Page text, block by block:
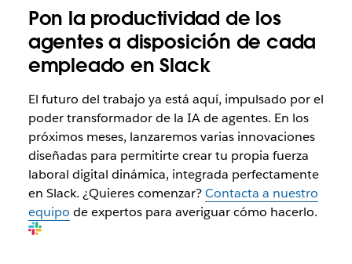
Pon la productividad de los
agentes a disposición de cada
empleado en Slack
El futuro del trabajo ya está aquí, impulsado por el
poder transformador de la IA de agentes. En los
próximos meses, lanzaremos varias innovaciones
diseñadas para permitirte crear tu propia fuerza
laboral digital dinámica, integrada perfectamente
en Slack. ¿Quieres comenzar?Contacta a nuestro
equipo de expertos para averiguar cómo hacerlo.